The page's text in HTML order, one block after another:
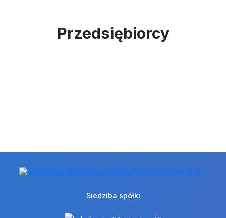
Przedsiębiorcy
Siedziba spółki